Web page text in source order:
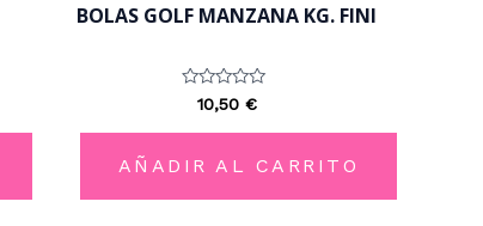
BOLAS GOLF MANZANA KG. FINI
Valorado
con
0
5
10,50 €
AÑADIR AL CARRITO